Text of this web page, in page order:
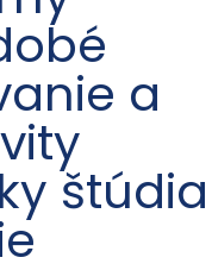
a
štúdia